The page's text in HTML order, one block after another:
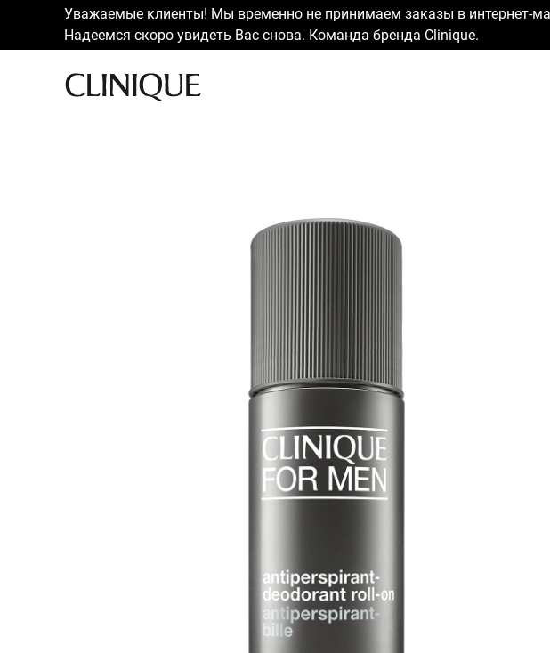
Уважаемые клиенты! Мы временно не принимаем заказы в интернет-
Надеемся скоро увидеть Вас снова. Команда бренда Clinique.